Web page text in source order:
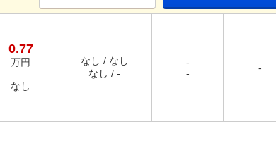
0.77
万円
なし
なし / なし
なし / -
-
-
-